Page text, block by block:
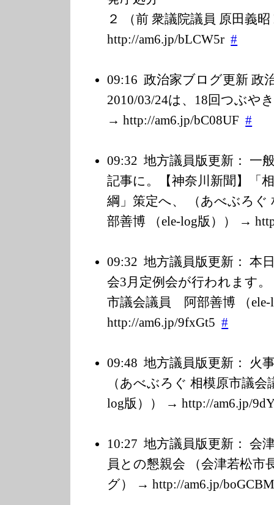
２ （前 衆議院議員 原田義
http://am6.jp/bLCW5r #
09:16 政治家ブログ更新
2010/03/24は、18回つぶや
→ http://am6.jp/bC08UF #
09:32 地方議員版更新： 一
記事に。【神奈川新聞】「
綱」策定へ、 （あべぶろ
部善博 （ele-log版）） →
09:32 地方議員版更新： 本
会3月定例会が行われます
市議会議員 阿部善博 （
http://am6.jp/9fxGt5 #
09:48 地方議員版更新： 火
（あべぶろぐ 相模原市議
log版）） → http://am6.jp/9
10:27 地方議員版更新： 会
員との懇親会 （会津若松市
グ） → http://am6.jp/b